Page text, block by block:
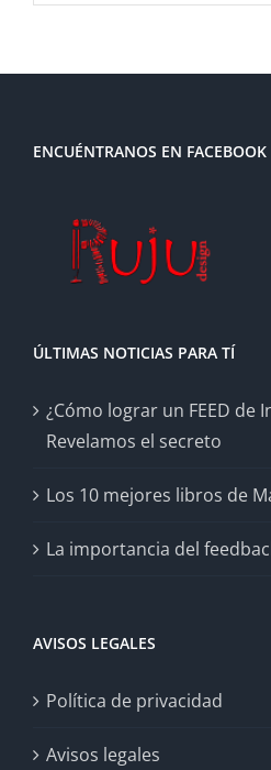
ENCUÉNTRANOS EN FACEBOOK
ÚLTIMAS NOTICIAS PARA TÍ
¿Cómo lograr un FEED de
Revelamos el secreto
Los 10 mejores libros de
La importancia del
AVISOS LEGALES
Política de privacidad
Avisos legales